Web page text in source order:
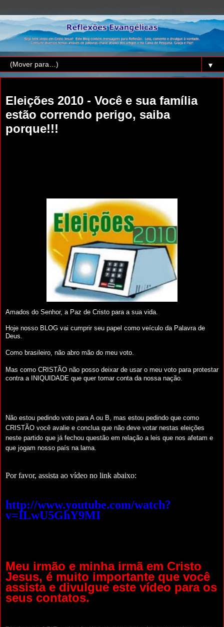
▼
Eleições 2010 - Você e sua família
estão correndo perigo, saiba
porque!!!
Amados do Senhor, a Paz de Cristo para a sua vida.
Hoje nosso BLOG vai cumprir seu papel como veículo da Palavra de
Deus.
Como brasileiro, não abro mão do meu voto.
Mas como CRISTÃO não posso deixar de usar o meu voto para protestar
contra a INIQUIDADE que quer tomar conta da nossa nação.
Não estou pedindo voto para A ou B, mas estou pedindo que como
CRISTÃO você avalie e conclua que não deve votar nestas eleições
neste partido que já fechou questão em relação a leis que nos afetam e
que jogam nosso país na lama.
Por favor, assista ao vídeo no link abaixo:
http://www.youtube.com/watch?
v=ILwU5GhY9MI
Meu irmão e minha irmã em Cristo
Jesus, é muito importante que você
assista e divulgue este vídeo para os
seus contatos.